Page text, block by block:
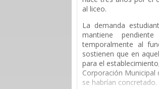
al liceo.
La demanda
mantiene
temporalmente al
sostienen que en
para el
Corporación Municipal
se habrían concretado.